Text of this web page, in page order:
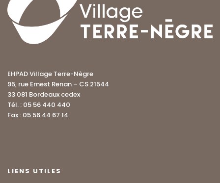
EHPAD Village Terre-Nègre
95, rue Ernest Renan – CS 21544
33 081 Bordeaux cedex
Tél. : 05 56 440 440
Fax : 05 56 44 67 14
LIENS UTILES